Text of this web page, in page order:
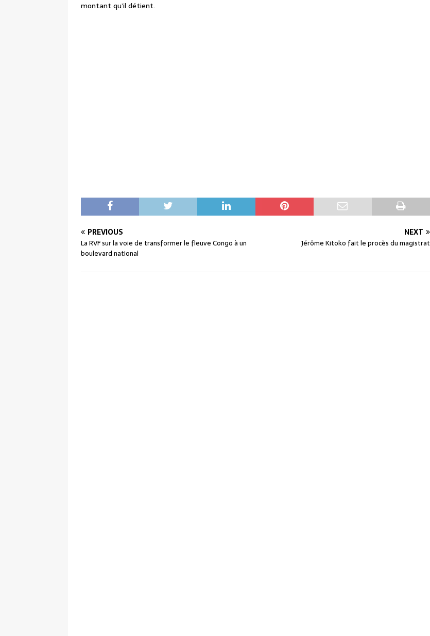
montant qu’il détient.
PREVIOUS
La RVF sur la voie de transformer le fleuve Congo à un
boulevard national
NEXT
Jérôme Kitoko fait le procès du magistrat